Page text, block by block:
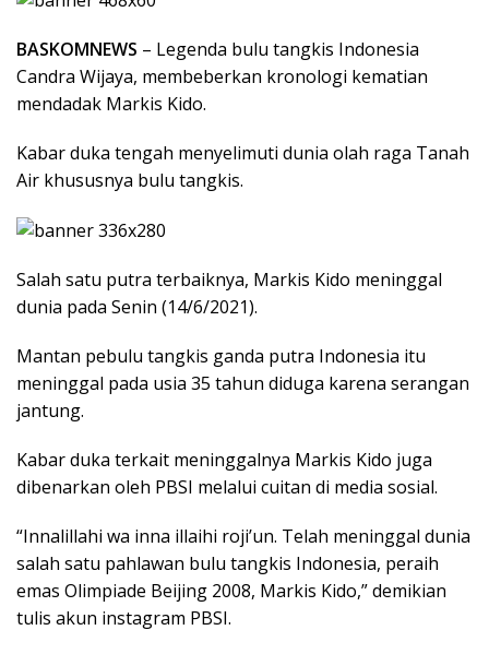
BASKOMNEWS – Legenda bulu tangkis Indonesia
Candra Wijaya, membeberkan kronologi kematian
mendadak Markis Kido.
Kabar duka tengah menyelimuti dunia olah raga Tanah
Air khususnya bulu tangkis.
Salah satu putra terbaiknya, Markis Kido meninggal
dunia pada Senin (14/6/2021).
Mantan pebulu tangkis ganda putra Indonesia itu
meninggal pada usia 35 tahun diduga karena serangan
jantung.
Kabar duka terkait meninggalnya Markis Kido juga
dibenarkan oleh PBSI melalui cuitan di media sosial.
“Innalillahi wa inna illaihi roji’un. Telah meninggal dunia
salah satu pahlawan bulu tangkis Indonesia, peraih
emas Olimpiade Beijing 2008, Markis Kido,” demikian
tulis akun instagram PBSI.